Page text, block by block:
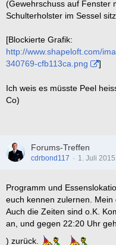
(Gewehrschuss auf Fenster
Schulterholster im Sessel
[Blockierte Grafik:
http://www.shapeloft.com/
340769-cfb113ca.png
]
Ich weis es müsste Peel
Co)
Forums-Treffen
cdrbond117 1. Juli 2015
Programm und
euch kennen zulernen. Mein
Auch die Zeiten sind o.K.
an, und gegen 22:20 Uhr
) zurück.